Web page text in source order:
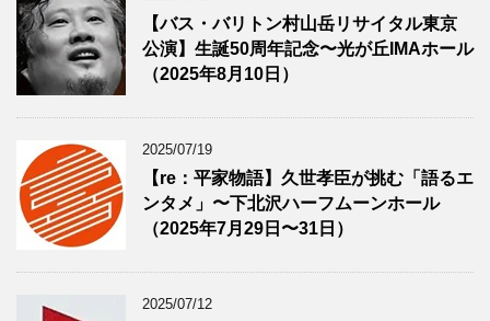
【バス・バリトン村山岳リサイタル東京
公演】生誕50周年記念〜光が丘IMAホール
（2025年8月10日）
2025/07/19
【re：平家物語】久世孝臣が挑む「語るエ
ンタメ」〜下北沢ハーフムーンホール
（2025年7月29日〜31日）
2025/07/12